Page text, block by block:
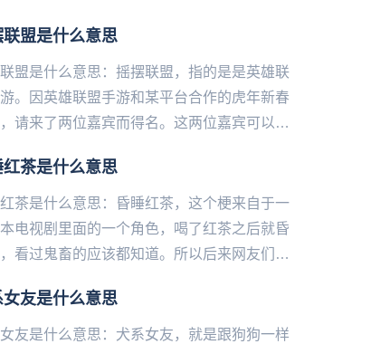
联盟是什么意思
盟是什么意思：摇摆联盟，指的是是英雄联
。因英雄联盟手游和某平台合作的虎年新春
请来了两位嘉宾而得名。这两位嘉宾可以说
，那伊伊姐更是重量...
红茶是什么意思
茶是什么意思：昏睡红茶，这个梗来自于一
电视剧里面的一个角色，喝了红茶之后就昏
看过鬼畜的应该都知道。所以后来网友们就
，真怀疑我喝了昏睡...
女友是什么意思
友是什么意思：犬系女友，就是跟狗狗一样